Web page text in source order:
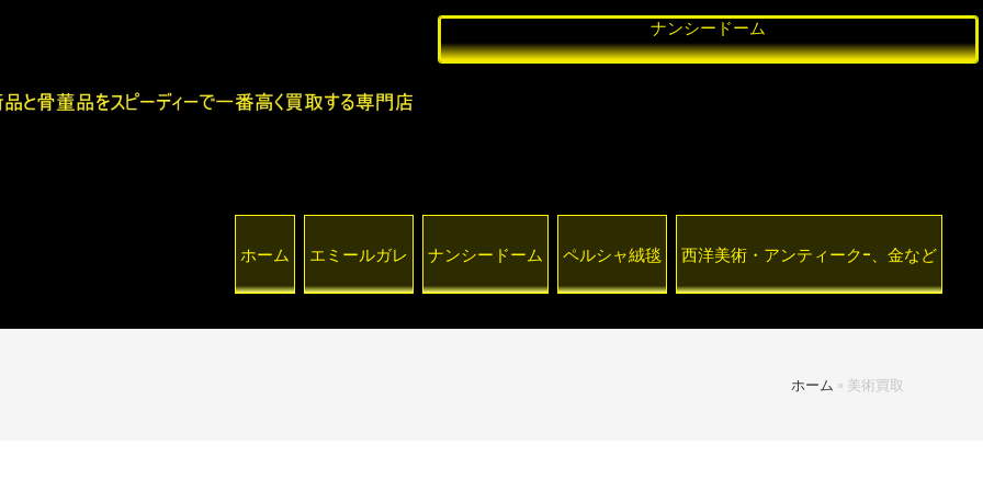
エミール ガレ
ナンシー ドーム
ペルシャ 絨毯
西洋美術 ・アン
彫刻買取 、ブロ
骨董品・ 古美術
ホーム エミールガレ ナンシードーム ペルシャ絨毯 西洋美術・アンティーク-、金など
ホーム » 美術買取